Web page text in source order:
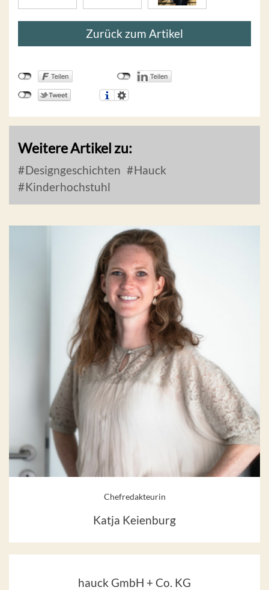
Zurück zum Artikel
Weitere Artikel zu:
Designgeschichten
Hauck
Kinderhochstuhl
Chefredakteurin
Katja Keienburg
hauck GmbH + Co. KG